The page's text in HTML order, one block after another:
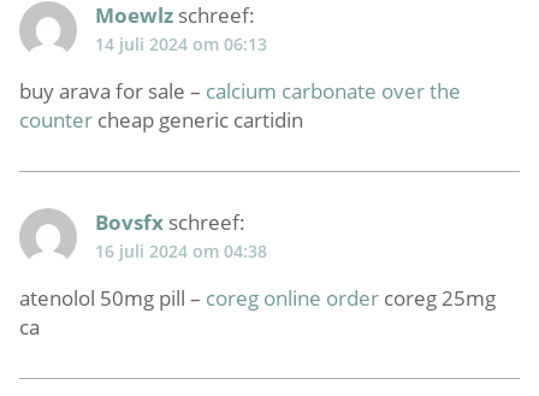
Moewlz schreef:
14 juli 2024 om 06:13
buy arava for sale – calcium carbonate over the
counter cheap generic cartidin
Bovsfx schreef:
16 juli 2024 om 04:38
atenolol 50mg pill – coreg online order coreg 25mg
ca